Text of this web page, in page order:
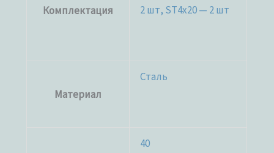
Комплектация
2 шт, ST4x20 — 2 шт
Материал
Сталь
40